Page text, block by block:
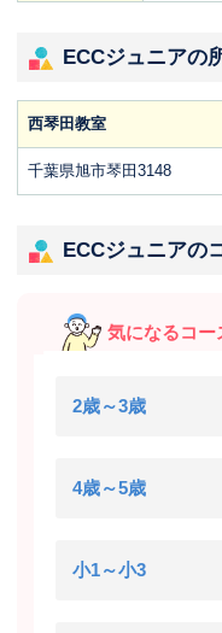
ECCジュニアの
西琴田教室
千葉県旭市琴田3148
ECCジュニアの
気になるコー
2歳～3歳
4歳～5歳
小1～小3